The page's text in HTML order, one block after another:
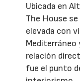
Ubicada en
The House
elevada con
Mediterráneo
relación
fue el punto